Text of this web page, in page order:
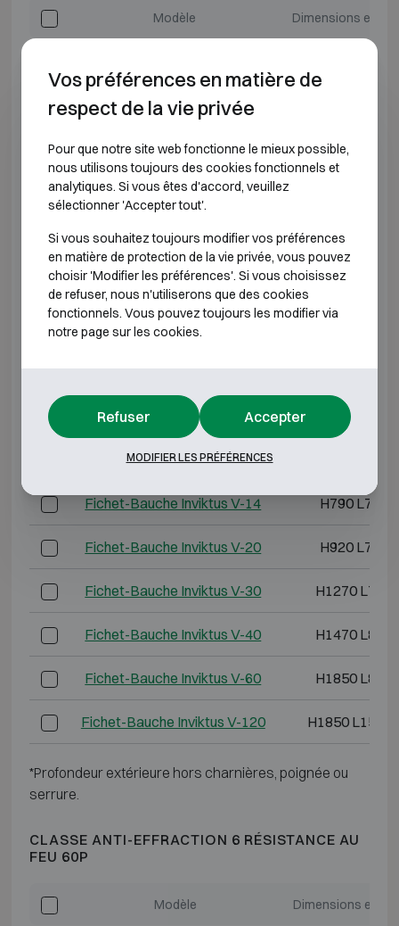
Modèle Dimensions
Fichet-Bauche Inviktus IV-20
Fichet-Bauche Inviktus IV-30 H1270 L730
Fichet-Bauche Inviktus IV-40
Fichet-Bauche Inviktus IV-60 H1850 L880
Fichet-Bauche Inviktus IV-120 H1850
*Profondeur extérieure hors charnières, poignée ou
CLASSE ANTI-EFFRACTION 5 RÉSISTANCE AU
FEU 60P
Modèle
Fichet-Bauche Inviktus V-14 H790 L730
Fichet-Bauche Inviktus V-20 H920 L730
Fichet-Bauche Inviktus V-30 H1270 L730
Fichet-Bauche Inviktus V-40 H1470 L810
Fichet-Bauche Inviktus V-60 H1850 L880
Fichet-Bauche Inviktus V-120 H1850 L1500
*Profondeur extérieure hors charnières, poignée ou
serrure.
CLASSE ANTI-EFFRACTION 6 RÉSISTANCE AU
FEU 60P
Modèle Dimensions
Vos préférences en matière de
respect de la vie privée
Pour que notre site web fonctionne le mieux possible,
nous utilisons toujours des cookies fonctionnels et
analytiques. Si vous êtes d'accord, veuillez
sélectionner 'Accepter tout'.
Si vous souhaitez toujours modifier vos préférences
en matière de protection de la vie privée, vous pouvez
choisir 'Modifier les préférences'. Si vous choisissez
de refuser, nous n'utiliserons que des cookies
fonctionnels. Vous pouvez toujours les modifier via
notre page sur les cookies.
Refuser Accepter
MODIFIER LES PRÉFÉRENCES